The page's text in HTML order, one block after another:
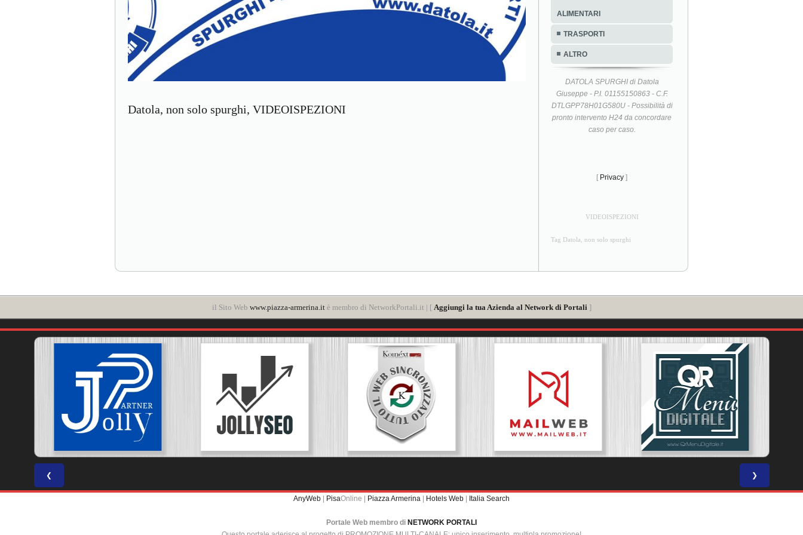
Datola, non solo spurghi, VIDEOISPEZIONI
ALIMENTARI
TRASPORTI
ALTRO
DATOLA SPURGHI di Datola
Giuseppe - P.I. 01155150863 - C.F.
DTLGPP78H01G580U - Possibilità di
pronto intervento H24 da concordare
caso per caso.
[ Privacy ]
VIDEOISPEZIONI
Tag Datola, non solo spurghi
il Sito Web www.piazza-armerina.itè membro di NetworkPortali.it | [ Aggiungi la tua Azienda al Network di Portali ]
❮ ❯
AnyWeb | PisaOnline | Piazza Armerina | Hotels Web | Italia Search
Portale Web membro di NETWORK PORTALI